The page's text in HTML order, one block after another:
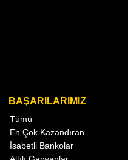
BAŞARILARIMIZ
Tümü
En Çok Kazandıran
İsabetli Bankolar